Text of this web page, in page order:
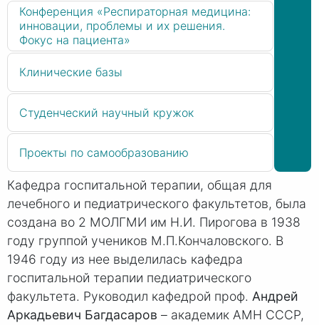
Конференция «Респираторная медицина:
инновации, проблемы и их решения.
Фокус на пациента»
Клинические базы
Студенческий научный кружок
Проекты по самообразованию
Кафедра госпитальной терапии, общая для
лечебного и педиатрического факультетов, была
создана во 2 МОЛГМИ им Н.И. Пирогова в 1938
году группой учеников М.П.Кончаловского. В
1946 году из нее выделилась кафедра
госпитальной терапии педиатрического
факультета. Руководил кафедрой проф. Андрей
Аркадьевич Багдасаров – академик АМН СССР,